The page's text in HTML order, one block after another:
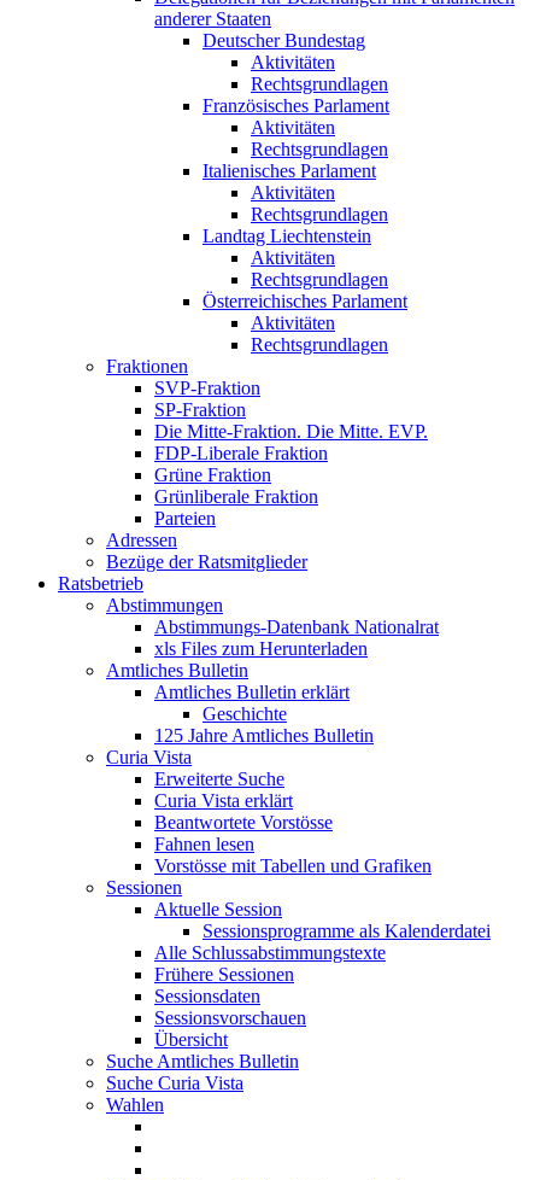
anderer Staaten
Deutscher Bundestag
Aktivitäten
Rechtsgrundlagen
Französisches Parlament
Aktivitäten
Rechtsgrundlagen
Italienisches Parlament
Aktivitäten
Rechtsgrundlagen
Landtag Liechtenstein
Aktivitäten
Rechtsgrundlagen
Österreichisches Parlament
Aktivitäten
Rechtsgrundlagen
Fraktionen
SVP-Fraktion
SP-Fraktion
Die Mitte-Fraktion. Die Mitte. EVP.
FDP-Liberale Fraktion
Grüne Fraktion
Grünliberale Fraktion
Parteien
Adressen
Bezüge der Ratsmitglieder
Ratsbetrieb
Abstimmungen
Abstimmungs-Datenbank Nationalrat
xls Files zum Herunterladen
Amtliches Bulletin
Amtliches Bulletin erklärt
Geschichte
125 Jahre Amtliches Bulletin
Curia Vista
Erweiterte Suche
Curia Vista erklärt
Beantwortete Vorstösse
Fahnen lesen
Vorstösse mit Tabellen und Grafiken
Sessionen
Aktuelle Session
Sessionsprogramme als Kalenderdatei
Alle Schlussabstimmungstexte
Frühere Sessionen
Sessionsdaten
Sessionsvorschauen
Übersicht
Suche Amtliches Bulletin
Suche Curia Vista
Wahlen